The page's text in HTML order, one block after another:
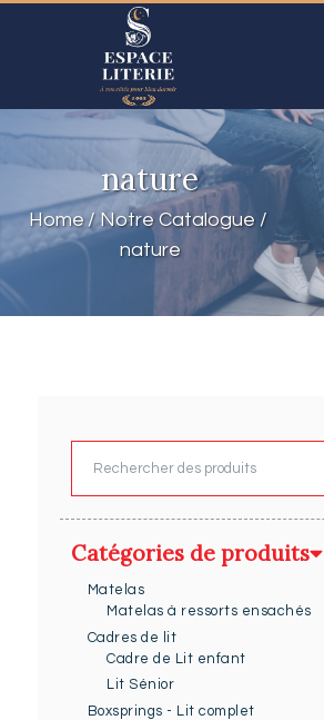
nature
Home
Notre Catalogue
nature
A PROPOS
NOS PRODUITS
NOTRE CATALOGUE
ESPACE KIDS
ESPACE SENIORS
ESPACE NATURE
ACTUALITÉS
CONTACT
Catégories de produits
Matelas
Matelas à ressorts ensachés
Cadres de lit
Cadre de Lit enfant
Lit Sénior
Boxsprings - Lit complet